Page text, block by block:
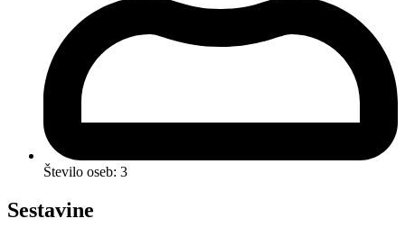
Število oseb: 3
Sestavine